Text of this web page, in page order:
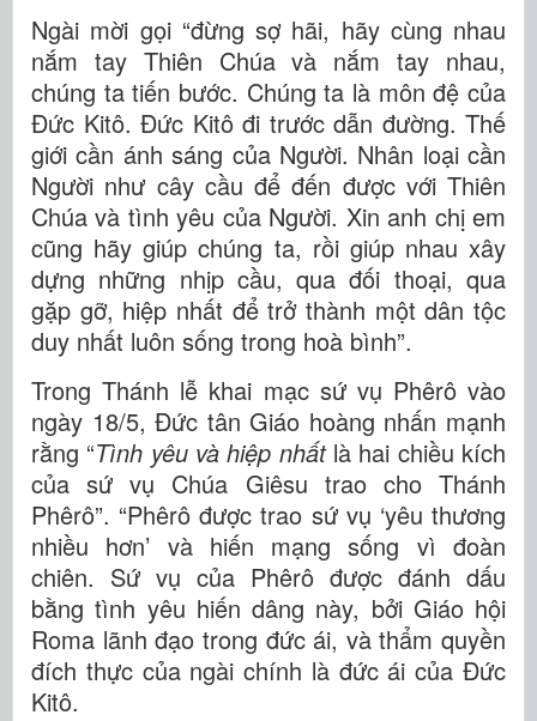
Ngài mời gọi “đừng sợ hãi, hãy cùng nhau
nắm tay Thiên Chúa và nắm tay nhau,
chúng ta tiến bước. Chúng ta là môn đệ của
Đức Kitô. Đức Kitô đi trước dẫn đường. Thế
giới cần ánh sáng của Người. Nhân loại cần
Người như cây cầu để đến được với Thiên
Chúa và tình yêu của Người. Xin anh chị em
cũng hãy giúp chúng ta, rồi giúp nhau xây
dựng những nhịp cầu, qua đối thoại, qua
gặp gỡ, hiệp nhất để trở thành một dân tộc
duy nhất luôn sống trong hoà bình”.
Trong Thánh lễ khai mạc sứ vụ Phêrô vào
ngày 18/5, Đức tân Giáo hoàng nhấn mạnh
rằng “Tình yêu và hiệp nhấtlà hai chiều kích
của sứ vụ Chúa Giêsu trao cho Thánh
Phêrô”. “Phêrô được trao sứ vụ ‘yêu thương
nhiều hơn’ và hiến mạng sống vì đoàn
chiên. Sứ vụ của Phêrô được đánh dấu
bằng tình yêu hiến dâng này, bởi Giáo hội
Roma lãnh đạo trong đức ái, và thẩm quyền
đích thực của ngài chính là đức ái của Đức
Kitô.